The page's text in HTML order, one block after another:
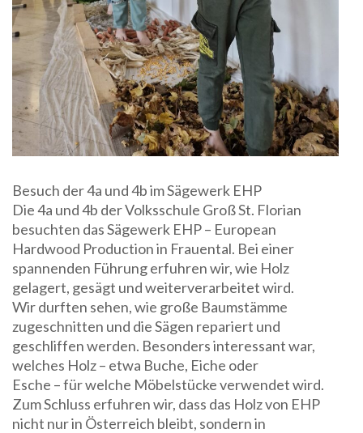
Besuch der 4a und 4b im Sägewerk EHP
Die 4a und 4b der Volksschule Groß St. Florian
besuchten das Sägewerk EHP – European
Hardwood Production in Frauental. Bei einer
spannenden Führung erfuhren wir, wie Holz
gelagert, gesägt und weiterverarbeitet wird.
Wir durften sehen, wie große Baumstämme
zugeschnitten und die Sägen repariert und
geschliffen werden. Besonders interessant war,
welches Holz – etwa Buche, Eiche oder
Esche – für welche Möbelstücke verwendet wird.
Zum Schluss erfuhren wir, dass das Holz von EHP
nicht nur in Österreich bleibt, sondern in